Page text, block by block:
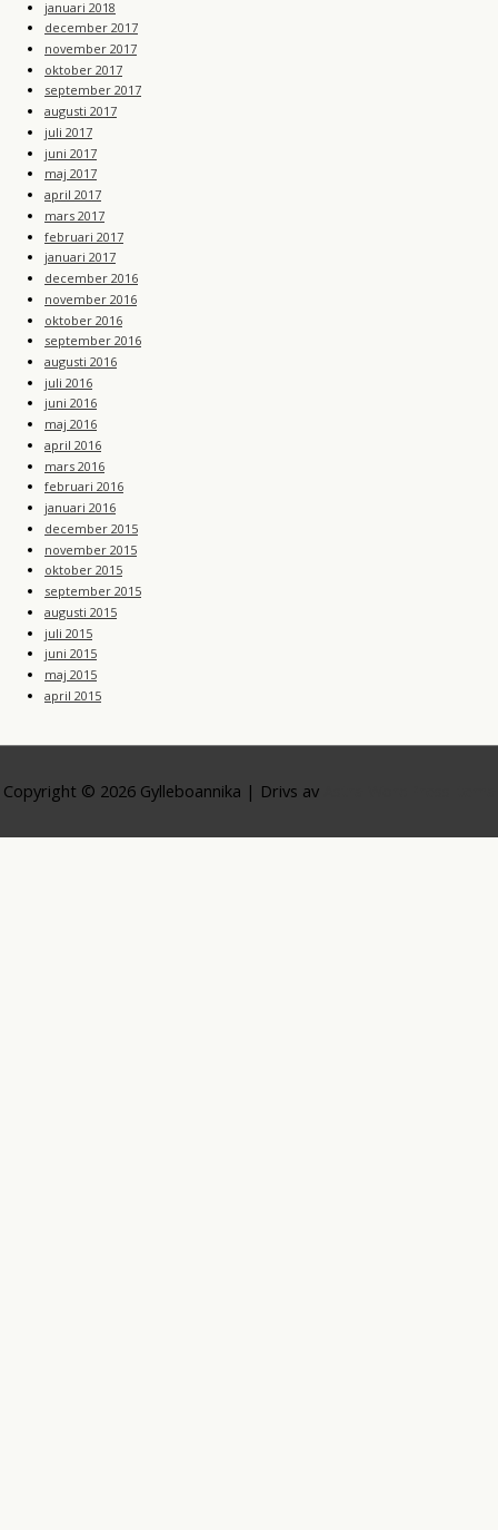
januari 2018
december 2017
november 2017
oktober 2017
september 2017
augusti 2017
juli 2017
juni 2017
maj 2017
april 2017
mars 2017
februari 2017
januari 2017
december 2016
november 2016
oktober 2016
september 2016
augusti 2016
juli 2016
juni 2016
maj 2016
april 2016
mars 2016
februari 2016
januari 2016
december 2015
november 2015
oktober 2015
september 2015
augusti 2015
juli 2015
juni 2015
maj 2015
april 2015
Copyright © 2026 Gylleboannika | Drivs av